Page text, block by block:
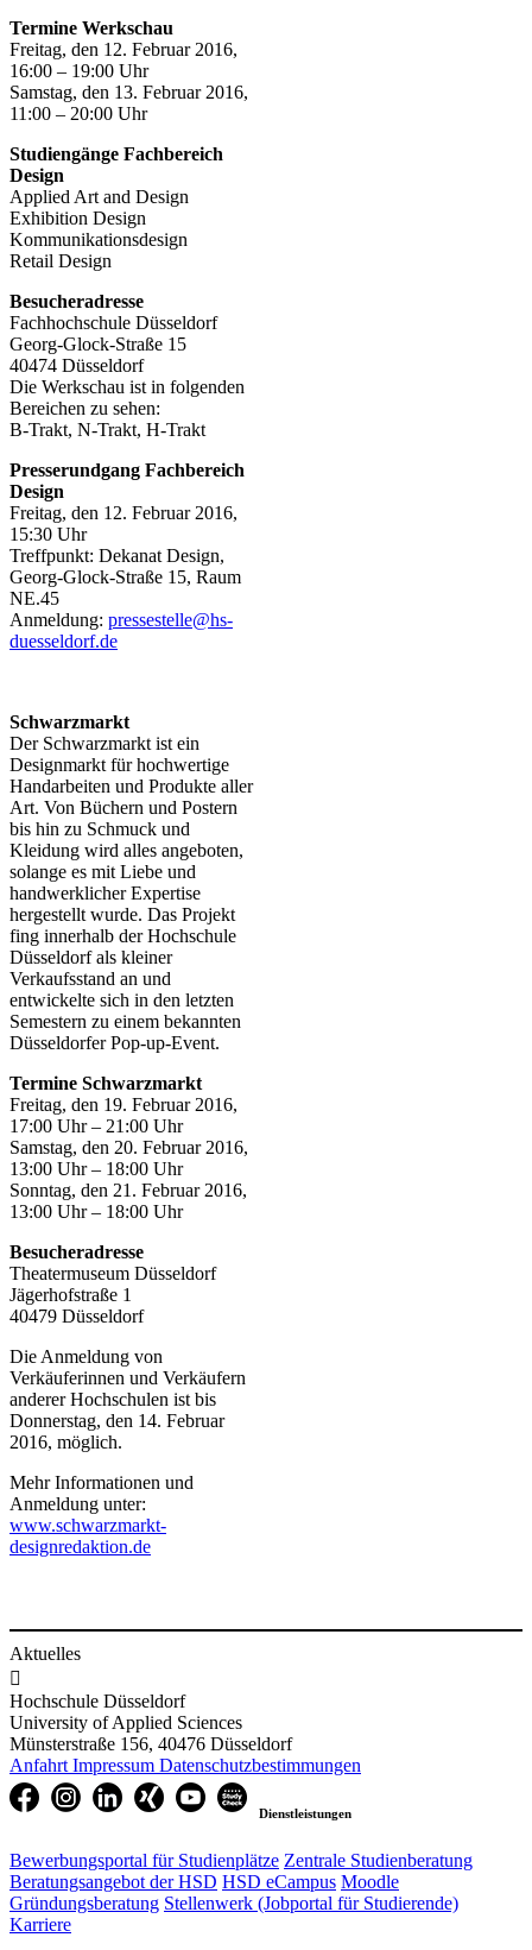
Termine Werkschau
Freitag, den 12. Februar 2016,
16:00 – 19:00 Uhr
Samstag, den 13. Februar 2016,
11:00 – 20:00 Uhr
Studiengänge Fachbereich
Design
Applied Art and Design
Exhibition Design
Kommunikationsdesign
Retail Design
Besucheradresse
Fachhochschule Düsseldorf
Georg-Glock-Straße 15
40474 Düsseldorf
Die Werkschau ist in folgenden
Bereichen zu sehen:
B-Trakt, N-Trakt, H-Trakt
Presserundgang Fachbereich
Design
Freitag, den 12. Februar 2016,
15:30 Uhr
Treffpunkt: Dekanat Design,
Georg-Glock-Straße 15, Raum
NE.45
Anmeldung: pressestelle@hs-
duesseldorf.de​
Schwarzmarkt
Der Schwarzmarkt ist ein
Designmarkt für hochwertige
Handarbeiten und Produkte aller
Art. Von Büchern und Postern
bis hin zu Schmuck und
Kleidung wird alles angeboten,
solange es mit Liebe und
handwerklicher Expertise
hergestellt wurde. Das Projekt
fing innerhalb der Hochschule
Düsseldorf als kleiner
Verkaufsstand an und
entwickelte sich in den letzten
Semestern zu einem bekannten
Düsseldorfer Pop-up-Event.
Termine Schwarzmarkt
Freitag, den 19. Februar 2016,
17:00 Uhr – 21:00 Uhr
Samstag, den 20. Februar 2016,
13:00 Uhr – 18:00 Uhr
Sonntag, den 21. Februar 2016,
13:00 Uhr – 18:00 Uhr
Besucheradresse
Theatermuseum Düsseldorf
Jägerhofstraße 1
40479 Düsseldorf
Die Anmeldung von
Verkäuferinnen und Verkäufern
anderer Hochschulen ist bis
Donnerstag, den 14. Februar
2016, möglich.
Mehr Informationen und
Anmeldung unter:
www.schwarzmarkt-
designredaktion.de​
Aktuelles

Hochschule Düsseldorf
University of Applied Sciences
Münsterstraße 156, 40476 Düsseldorf
Anfahrt Impressum Datenschutzbestimmungen
Dienstleistungen
Bewerbungsportal für Studienplätze Zentrale Studienberatung
Beratungsangebot der HSD HSD eCampus Moodle
Gründungsberatung Stellenwerk (Jobportal für Studierende)
Karriere